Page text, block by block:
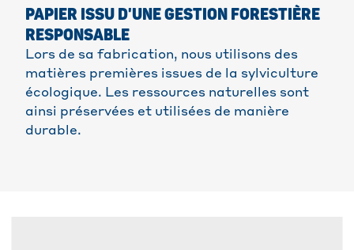
PAPIER ISSU D'UNE GESTION FORESTIÈRE
RESPONSABLE
Lors de sa fabrication, nous utilisons des
matières premières issues de la sylviculture
écologique. Les ressources naturelles sont
ainsi préservées et utilisées de manière
durable.